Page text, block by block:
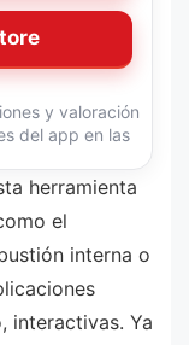
y valoración
del app en las
herramienta
el
interna o
interactivas. Ya